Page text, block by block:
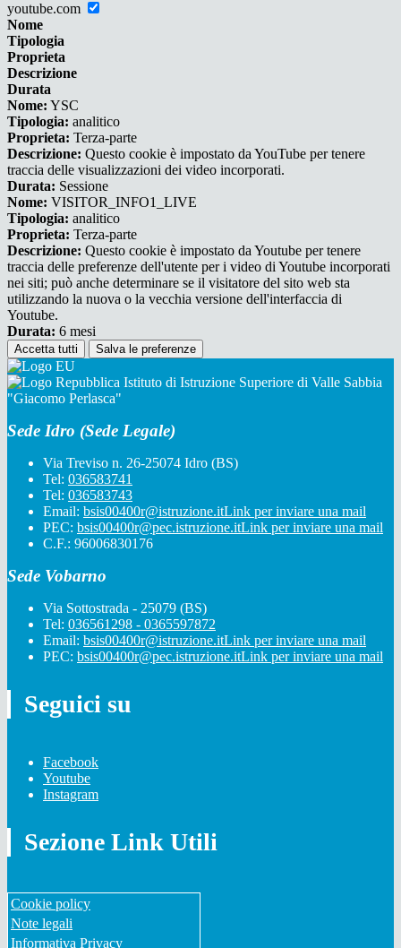
youtube.com
Nome
Tipologia
Proprieta
Descrizione
Durata
Nome: YSC
Tipologia: analitico
Proprieta: Terza-parte
Descrizione: Questo cookie è impostato da YouTube per tenere
traccia delle visualizzazioni dei video incorporati.
Durata: Sessione
Nome: VISITOR_INFO1_LIVE
Tipologia: analitico
Proprieta: Terza-parte
Descrizione: Questo cookie è impostato da Youtube per tenere
traccia delle preferenze dell'utente per i video di Youtube incorporati
nei siti; può anche determinare se il visitatore del sito web sta
utilizzando la nuova o la vecchia versione dell'interfaccia di
Youtube.
Durata: 6 mesi
Accetta tutti Salva le preferenze
Istituto di Istruzione Superiore di Valle Sabbia
"Giacomo Perlasca"
Sede Idro (Sede Legale)
Via Treviso n. 26-25074 Idro (BS)
Tel: 036583741
Tel: 036583743
Email: bsis00400r@istruzione.itLink per inviare una mail
PEC: bsis00400r@pec.istruzione.itLink per inviare una mail
C.F.: 96006830176
Sede Vobarno
Via Sottostrada - 25079 (BS)
Tel: 036561298 - 0365597872
Email: bsis00400r@istruzione.itLink per inviare una mail
PEC: bsis00400r@pec.istruzione.itLink per inviare una mail
Seguici su
Facebook
Youtube
Instagram
Sezione Link Utili
Cookie policy
Note legali
Informativa Privacy